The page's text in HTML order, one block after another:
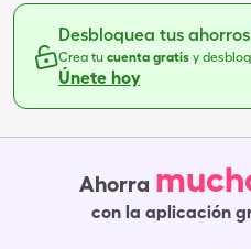
Desbloquea tus
Crea tu cuenta gratis y
Únete hoy
Ahorra
con la aplicación